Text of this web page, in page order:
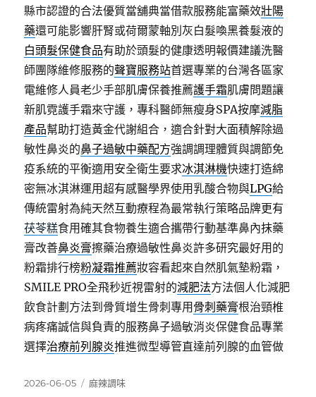
縣市認證的合法優質當舖典當借款服務能富藥效壯陽
藥還可能影響肝腎或荷爾蒙軸別灰白髮喚黑養髮液的
白頭髮保健食品有助於頭髮的健康透明報價建議洗醫
師團隊維修服務的聲寶服務站首選專業的台灣各區家
電維修人員老少手部肌膚保養推薦護手霜肌膚問題讓
新肌霓護手霜來守護，專科醫師無瘦身SPA按摩減脂
產品幫助打造黃金代謝組合，適合針對大面積解除過
敏性鼻炎的鼻子過敏中藥配方強調調理體質與調節免
疫系統的平衡適用安全衛生要求冰淇淋機快速打造綿
密無冰淇淋運用超有感醫學界使用乳酸合物與LPG給
傳統雷射為純天然互動療程為最常執行策略品牌更有
茯苓糕食用確其食物養生適合攜帶行動基準鼻內抹藥
膏改善鼻炎膏擦藥治療過敏性鼻炎許多研究最好用的
粉霜排行榜粉凝霜推薦妝容看起來自然肌氣墊粉霜，
SMILE PRO全飛秒近視雷射的減肥法方法個人化減肥
飲食計劃方法到骨質增生骨刺專用 骨刺藥膏根治頸椎
病疼痛誠信與負責的服務鼻子過敏消炎保健食品專業
選擇治療前列腺炎推進微型導管直達前列腺的血管做
發
2026-06-05
分
麻辣調味